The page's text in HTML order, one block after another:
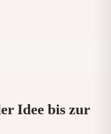
Idee bis zur